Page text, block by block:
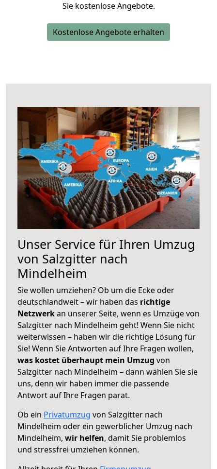
Sie kostenlose Angebote.
Kostenlose Angebote erhalten
Unser Service für Ihren Umzug
von Salzgitter nach
Mindelheim
Sie wollen umziehen? Ob um die Ecke oder
deutschlandweit – wir haben das richtige
Netzwerkan unserer Seite, wenn es Umzüge von
Salzgitter nach Mindelheim geht! Wenn Sie nicht
weiterwissen – haben wir die richtige Lösung für
Sie! Wenn Sie Antworten auf Ihre Fragen wollen,
was kostet überhaupt mein Umzug von
Salzgitter nach Mindelheim – dann wählen Sie sie
uns, denn wir haben immer die passende
Antwort auf Ihre Fragen parat.
Ob ein Privatumzug von Salzgitter nach
Mindelheim oder ein gewerblicher Umzug nach
Mindelheim, wir helfen, damit Sie problemlos
und stressfrei umziehen können.